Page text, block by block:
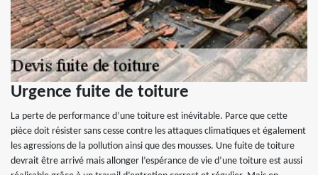
Urgence fuite de toiture
La perte de performance d’une toiture est inévitable. Parce que cette
pièce doit résister sans cesse contre les attaques climatiques et également
les agressions de la pollution ainsi que des mousses. Une fuite de toiture
devrait être arrivé mais allonger l’espérance de vie d’une toiture est aussi